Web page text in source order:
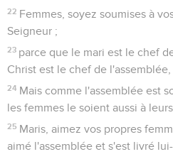
22 Femmes, soyez soumises à
Seigneur ;
23 parce que le mari est le chef
Christ est le chef de
24 Mais comme l'assemblée est
les femmes le soient aussi à
25 Maris, aimez vos propres
aimé l'assemblée et s'est livré